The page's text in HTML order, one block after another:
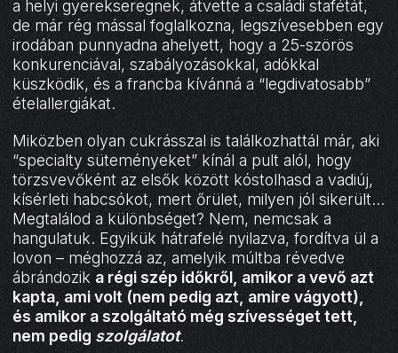
a helyi gyerekseregnek, átvette a családi stafétát,
de már rég mással foglalkozna, legszívesebben egy
irodában punnyadna ahelyett, hogy a 25-szörös
konkurenciával, szabályozásokkal, adókkal
küszködik, és a francba kívánná a “legdivatosabb”
ételallergiákat.
Miközben olyan cukrásszal is találkozhattál már, aki
“specialty süteményeket” kínál a pult alól, hogy
törzsvevőként az elsők között kóstolhasd a vadiúj,
kísérleti habcsókot, mert őrület, milyen jól sikerült…
Megtalálod a különbséget? Nem, nemcsak a
hangulatuk. Egyikük hátrafelé nyilazva, fordítva ül a
lovon – méghozzá az, amelyik múltba révedve
ábrándozik a régi szép időkről, amikor a vevő azt
kapta, ami volt (nem pedig azt, amire vágyott),
és amikor a szolgáltató még szívességet tett,
nem pedig szolgálatot.